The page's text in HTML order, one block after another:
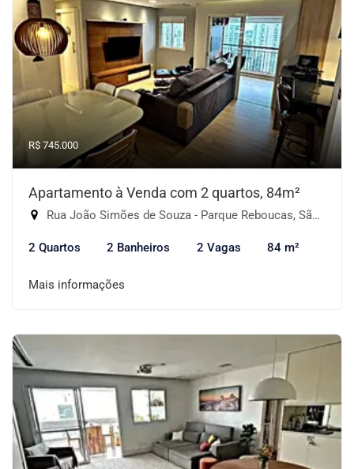
R$ 745.000
Apartamento à Venda com 2 quartos, 84m²
Rua João Simões de Souza - Parque Reboucas, São Paulo-SP
2 Quartos 2 Banheiros 2 Vagas 84 m²
Mais informações